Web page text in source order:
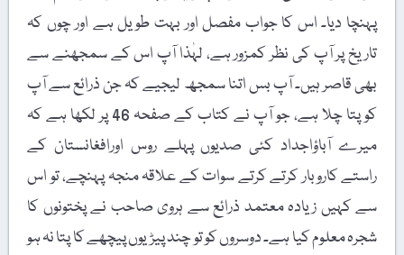
پہنچا دیا۔ اس کا جواب مفصل اور بہت طویل ہے اور چوں کہ
تاریخ پر آپ کی نظر کمزور ہے، لہٰذا آپ اس کے سمجھنے سے
بھی قاصر ہیں۔ آپ بس اتنا سمجھ لیجیے کہ جن ذرائع سے آپ
کو پتا چلا ہے، جو آپ نے کتاب کے صفحہ 46 پر لکھا ہے کہ
میرے آباؤاجداد کئی صدیوں پہلے روس اورافغانستان کے
راستے کاروبار کرتے کرتے سوات کے علاقہ منجہ پہنچے، تو اس
سے کہیں زیادہ معتمد ذرائع سے ہروی صاحب نے پختونوں کا
شجرہ معلوم کیا ہے۔ دوسروں کو تو چند پیڑیوں پیچھے کا پتا نہ ہو